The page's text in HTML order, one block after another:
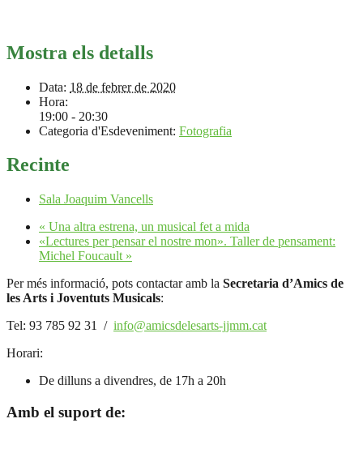
Mostra els detalls
Data: 18 de febrer de 2020
Hora:
19:00 - 20:30
Categoria d'Esdeveniment: Fotografia
Recinte
Sala Joaquim Vancells
« Una altra estrena, un musical fet a mida
«Lectures per pensar el nostre mon». Taller de pensament:
Michel Foucault »
Per més informació, pots contactar amb la Secretaria d’Amics de
les Arts i Joventuts Musicals:
Tel: 93 785 92 31 / info@amicsdelesarts-jjmm.cat
Horari:
De dilluns a divendres, de 17h a 20h
Amb el suport de: